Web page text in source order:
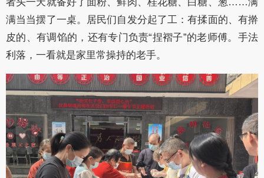
满当当摆了一桌。居民们自发分起了工：有揉面的、有擀
皮的、有调馅的，还有专门负责“捏褶子”的老师傅。手法
利落，一看就是家里常操持的老手。